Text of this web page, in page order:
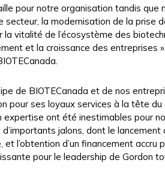
pour notre organisation tandis que
secteur, la modernisation de la prise
la vitalité de l’écosystème des
et la croissance des entreprises
de BIOTECanada et de nos
pour ses loyaux services à la tête du
ont été inestimables pour
jalons, dont le
l’obtention d’un financement accru
pour le leadership de Gordon